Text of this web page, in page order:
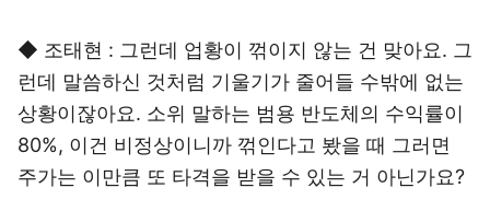
◆ 조태현 : 그런데 업황이 꺾이지 않는 건 맞아요. 그
런데 말씀하신 것처럼 기울기가 줄어들 수밖에 없는
상황이잖아요. 소위 말하는 범용 반도체의 수익률이
80%, 이건 비정상이니까 꺾인다고 봤을 때 그러면
주가는 이만큼 또 타격을 받을 수 있는 거 아닌가요?